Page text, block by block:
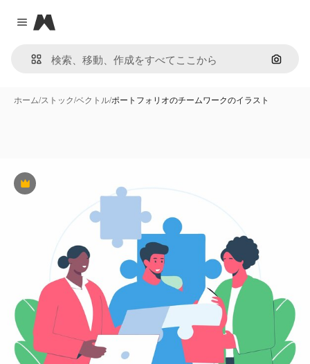
Close menu
Magnific
画像で
ホーム/ストック/ベクトル/ポートフォリオのチームワークのイラスト
Premium